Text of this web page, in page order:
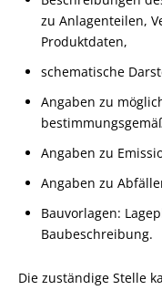
zu Anlagenteilen,
Produktdaten,
schematische
Angaben zu
Angaben zu
Angaben zu
Bauvorlagen:
Baubeschreibung.
Die zuständige Stelle